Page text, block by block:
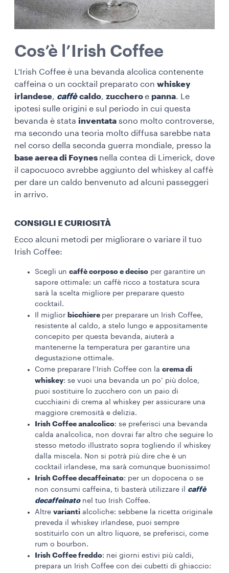
Cos’è l’Irish Coffee
L’Irish Coffee è una bevanda alcolica contenente
caffeina o un cocktail preparato con whiskey
irlandese, caffè caldo, zuccheroe panna. Le
ipotesi sulle origini e sul periodo in cui questa
bevanda è stata inventata sono molto controverse,
ma secondo una teoria molto diffusa sarebbe nata
nel corso della seconda guerra mondiale, presso la
base aerea di Foynes nella contea di Limerick, dove
il capocuoco avrebbe aggiunto del whiskey al caffè
per dare un caldo benvenuto ad alcuni passeggeri
in arrivo.
CONSIGLI E CURIOSITÀ
Ecco alcuni metodi per migliorare o variare il tuo
Irish Coffee:
Scegli un caffè corposo e deciso per garantire un
sapore ottimale: un caffè ricco a tostatura scura
sarà la scelta migliore per preparare questo
cocktail.
Il miglior bicchiere per preparare un Irish Coffee,
resistente al caldo, a stelo lungo e appositamente
concepito per questa bevanda, aiuterà a
mantenerne la temperatura per garantire una
degustazione ottimale.
Come preparare l’Irish Coffee con la crema di
whiskey: se vuoi una bevanda un po’ più dolce,
puoi sostituire lo zucchero con un paio di
cucchiaini di crema al whiskey per assicurare una
maggiore cremosità e delizia.
Irish Coffee analcolico: se preferisci una bevanda
calda analcolica, non dovrai far altro che seguire lo
stesso metodo illustrato sopra togliendo il whiskey
dalla miscela. Non si potrà più dire che è un
cocktail irlandese, ma sarà comunque buonissimo!
Irish Coffee decaffeinato: per un dopocena o se
non consumi caffeina, ti basterà utilizzare il caffè
decaffeinatonel tuo Irish Coffee.
Altre varianti alcoliche: sebbene la ricetta originale
preveda il whiskey irlandese, puoi sempre
sostituirlo con un altro liquore, se preferisci, come
rum o bourbon.
Irish Coffee freddo: nei giorni estivi più caldi,
prepara un Irish Coffee con dei cubetti di ghiaccio: